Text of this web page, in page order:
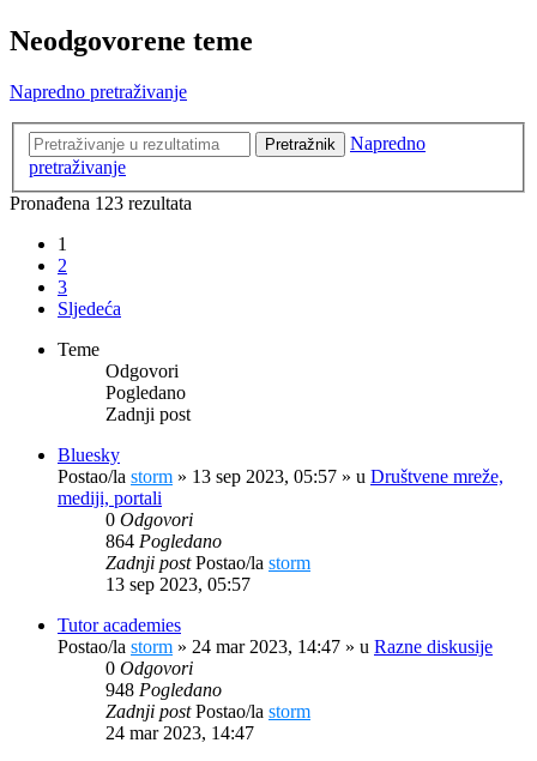
Neodgovorene teme
Napredno pretraživanje
Pretražnik
Napredno
pretraživanje
Pronađena 123 rezultata
1
2
3
Sljedeća
Teme
Odgovori
Pogledano
Zadnji post
Bluesky
Postao/la storm » 13 sep 2023, 05:57 » u Društvene mreže,
mediji, portali
0 Odgovori
864 Pogledano
Zadnji postPostao/la storm
13 sep 2023, 05:57
Tutor academies
Postao/la storm » 24 mar 2023, 14:47 » u Razne diskusije
0 Odgovori
948 Pogledano
Zadnji postPostao/la storm
24 mar 2023, 14:47